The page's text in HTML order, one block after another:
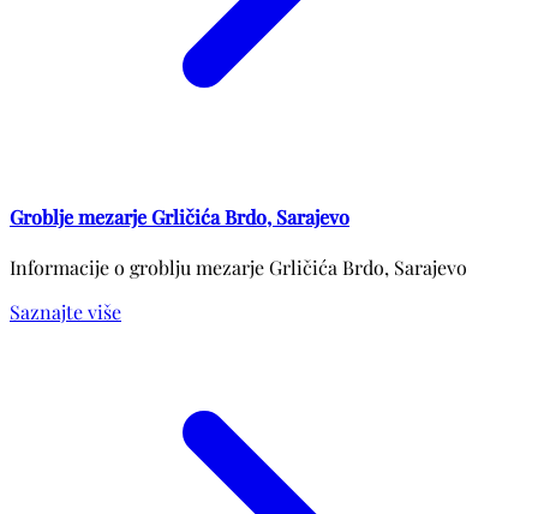
Groblje mezarje Grličića Brdo, Sarajevo
Informacije o groblju mezarje Grličića Brdo, Sarajevo
Saznajte više